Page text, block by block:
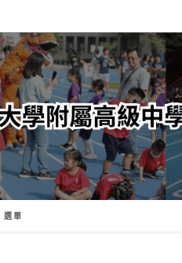
選單